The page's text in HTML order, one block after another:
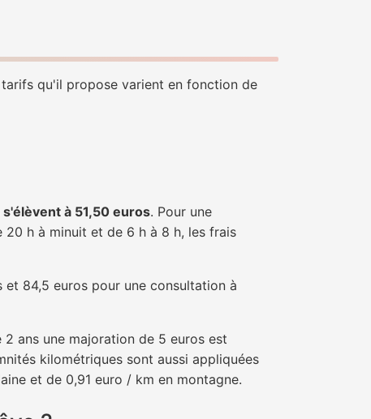
qu'il propose varient en fonction de
à 51,50 euros. Pour une
h à minuit et de 6 h à 8 h, les frais
84,5 euros pour une consultation à
ans une majoration de 5 euros est
kilométriques sont aussi appliquées
et de 0,91 euro / km en montagne.